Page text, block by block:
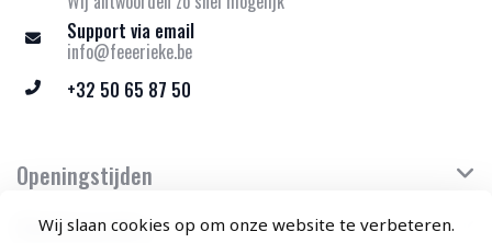
Wij slaan cookies op om onze website te verbeteren.
Support via email
info@feeerieke.be
+32 50 65 87 50
Openingstijden
Klantenservice